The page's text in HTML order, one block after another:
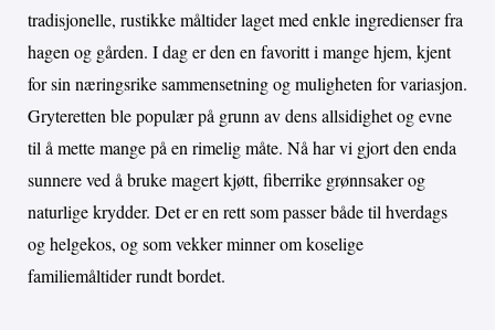
tradisjonelle, rustikke måltider laget med enkle ingredienser fra
hagen og gården. I dag er den en favoritt i mange hjem, kjent
for sin næringsrike sammensetning og muligheten for variasjon.
Gryteretten ble populær på grunn av dens allsidighet og evne
til å mette mange på en rimelig måte. Nå har vi gjort den enda
sunnere ved å bruke magert kjøtt, fiberrike grønnsaker og
naturlige krydder. Det er en rett som passer både til hverdags
og helgekos, og som vekker minner om koselige
familiemåltider rundt bordet.